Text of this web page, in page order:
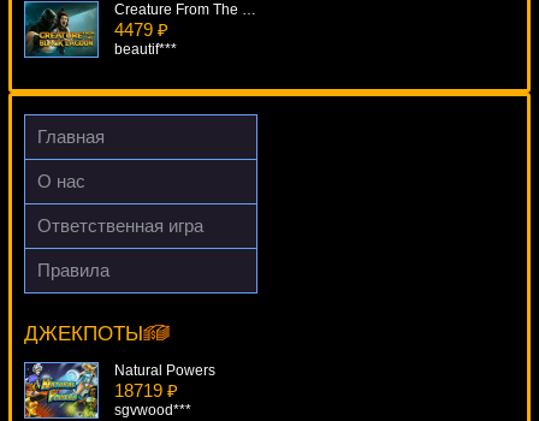
Creature From The Black Lagoon
4479 ₽
beautif***
Chicago
2388 ₽
alex***
Главная
О нас
Ответственная игра
Правила
ДЖЕКПОТЫ
Kings Of Cash
Lucy***
Natural Powers
18719 ₽
sgvwood***